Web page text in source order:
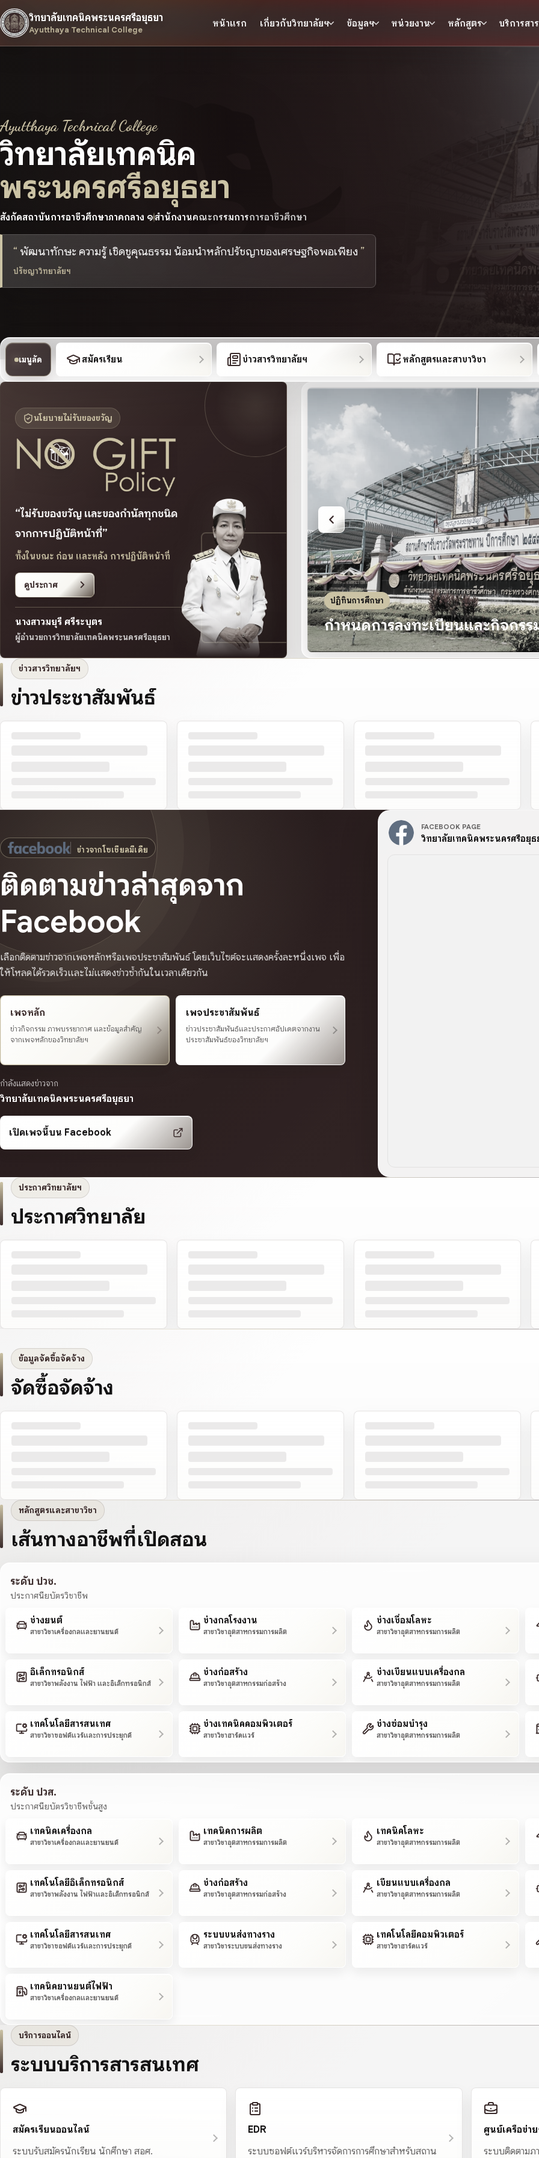
วิทยาลัยเทคนิคพระนครศรีอยุธยา
Ayutthaya Technical College
หน้าแรก เกี่ยวกับวิทยาลัยฯ ข้อมูลฯ หน่วยงาน หลักสูตร บริการสา
Ayutthaya Technical College
วิทยาลัยเทคนิค
พระนครศรีอยุธยา
สังกัดสถาบันการอาชีวศึกษาภาคกลาง ๑สำนักงานคณะกรรมการการอาชีวศึกษา
พัฒนาทักษะ ความรู้ เชิดชูคุณธรรม น้อมนำหลักปรัชญาของเศรษฐกิจพอเพียง
ปรัชญาวิทยาลัยฯ
เมนูลัด สมัครเรียน ข่าวสารวิทยาลัยฯ หลักสูตรและสาขาวิชา
นโยบายไม่รับของขวัญ
“ไม่รับของขวัญ และของกำนัลทุกชนิด
จากการปฏิบัติหน้าที่”
ทั้งในขณะ ก่อน และหลัง การปฏิบัติหน้าที่
ดูประกาศ
นางสาวมยุรี ศรีระบุตร
ผู้อำนวยการวิทยาลัยเทคนิคพระนครศรีอยุธยา
รนักเรียน นักศึกษา ประจำปีการศึกษา 2569
ปฏิทินการศึกษา
กำหนดการลงทะเบียนและกิจกร
ข่าวสารวิทยาลัยฯ
ข่าวประชาสัมพันธ์
ข่าวจากโซเชียลมีเดีย
ติดตามข่าวล่าสุดจาก
Facebook
เลือกติดตามข่าวจากเพจหลักหรือเพจประชาสัมพันธ์ โดยเว็บไซต์จะแสดงครั้งละหนึ่งเพจ เพื่อ
ให้โหลดได้รวดเร็วและไม่แสดงข่าวซ้ำกันในเวลาเดียวกัน
เพจหลัก
ข่าวกิจกรรม ภาพบรรยากาศ และข้อมูลสำคัญ
จากเพจหลักของวิทยาลัยฯ
เพจประชาสัมพันธ์
ข่าวประชาสัมพันธ์และประกาศอัปเดตจากงาน
ประชาสัมพันธ์ของวิทยาลัยฯ
กำลังแสดงข่าวจาก
วิทยาลัยเทคนิคพระนครศรีอยุธยา
เปิดเพจนี้บน Facebook
FACEBOOK PAGE
วิทยาลัยเทคนิคพระนครศรีอยุธ
ประกาศวิทยาลัยฯ
ประกาศวิทยาลัย
ข้อมูลจัดซื้อจัดจ้าง
จัดซื้อจัดจ้าง
หลักสูตรและสาขาวิชา
เส้นทางอาชีพที่เปิดสอน
ระดับ ปวช.
ประกาศนียบัตรวิชาชีพ
ช่างยนต์
สาขาวิชาเครื่องกลและยานยนต์
ช่างกลโรงงาน
สาขาวิชาอุตสาหกรรมการผลิต
ช่างเชื่อมโลหะ
สาขาวิชาอุตสาหกรรมการผลิต
อิเล็กทรอนิกส์
สาขาวิชาพลังงาน ไฟฟ้า และอิเล็กทรอนิกส์
ช่างก่อสร้าง
สาขาวิชาอุตสาหกรรมก่อสร้าง
ช่างเขียนแบบเครื่องกล
สาขาวิชาอุตสาหกรรมการผลิต
เทคโนโลยีสารสนเทศ
สาขาวิชาซอฟต์แวร์และการประยุกต์
ช่างเทคนิคคอมพิวเตอร์
สาขาวิชาฮาร์ดแวร์
ช่างซ่อมบำรุง
สาขาวิชาอุตสาหกรรมการผลิต
ระดับ ปวส.
ประกาศนียบัตรวิชาชีพชั้นสูง
เทคนิคเครื่องกล
สาขาวิชาเครื่องกลและยานยนต์
เทคนิคการผลิต
สาขาวิชาอุตสาหกรรมการผลิต
เทคนิคโลหะ
สาขาวิชาอุตสาหกรรมการผลิต
เทคโนโลยีอิเล็กทรอนิกส์
สาขาวิชาพลังงาน ไฟฟ้าและอิเล็กทรอนิกส์
ช่างก่อสร้าง
สาขาวิชาอุตสาหกรรมก่อสร้าง
เขียนแบบเครื่องกล
สาขาวิชาอุตสาหกรรมการผลิต
เทคโนโลยีสารสนเทศ
สาขาวิชาซอฟต์แวร์และการประยุกต์
ระบบขนส่งทางราง
สาขาวิชาระบบขนส่งทางราง
เทคโนโลยีคอมพิวเตอร์
สาขาวิชาฮาร์ดแวร์
เทคนิคยานยนต์ไฟฟ้า
สาขาวิชาเครื่องกลและยานยนต์
บริการออนไลน์
ระบบบริการสารสนเทศ
สมัครเรียนออนไลน์
ระบบรับสมัครนักเรียน นักศึกษา สอศ.
EDR
ระบบซอฟต์แวร์บริหารจัดการการศึกษาสำหรับสถาน
ศูนย์เครือข่า
ระบบติดตามภ